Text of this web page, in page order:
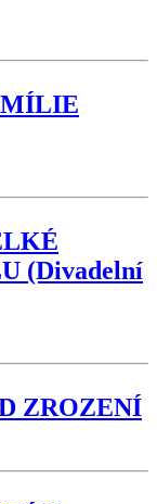
(Divadelní
ZROZENÍ